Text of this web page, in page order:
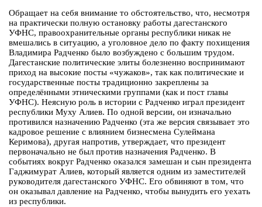
Обращает на себя внимание то обстоятельство, что, несмотря
на практически полную остановку работы дагестанского
УФНС, правоохранительные органы республики никак не
вмешались в ситуацию, а уголовное дело по факту похищения
Владимира Радченко было возбуждено с большим трудом.
Дагестанские политические элиты болезненно воспринимают
приход на высокие посты «чужаков», так как политические и
государственные посты традиционно закреплены за
определёнными этническими группами (как и пост главы
УФНС). Неясную роль в истории с Радченко играл президент
республики Муху Алиев. По одной версии, он изначально
противился назначению Радченко (эта же версия связывает это
кадровое решение с влиянием бизнесмена Сулеймана
Керимова), другая напротив, утверждает, что президент
первоначально не был против назначения Радченко. В
событиях вокруг Радченко оказался замешан и сын президента
Гаджимурат Алиев, который является одним из заместителей
руководителя дагестанского УФНС. Его обвиняют в том, что
он оказывал давление на Радченко, чтобы вынудить его уехать
из республики.